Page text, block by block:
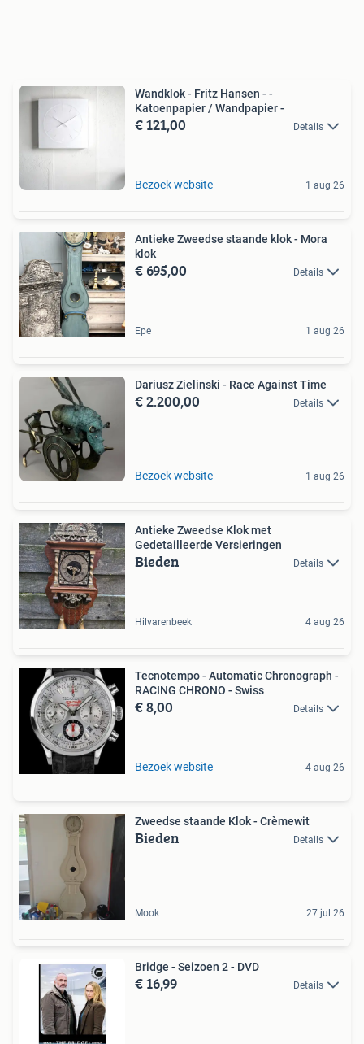
Wandklok - Fritz Hansen - -
Katoenpapier / Wandpapier -
€ 121,00 Details
Bezoek website 1 aug 26
Antieke Zweedse staande klok - Mora
klok
€ 695,00 Details
Epe 1 aug 26
Dariusz Zielinski - Race Against Time
€ 2.200,00 Details
Bezoek website 1 aug 26
Antieke Zweedse Klok met
Gedetailleerde Versieringen
Bieden Details
Hilvarenbeek 4 aug 26
Tecnotempo - Automatic Chronograph -
RACING CHRONO - Swiss
€ 8,00 Details
Bezoek website 4 aug 26
Zweedse staande Klok - Crèmewit
Bieden Details
Mook 27 jul 26
Bridge - Seizoen 2 - DVD
€ 16,99 Details